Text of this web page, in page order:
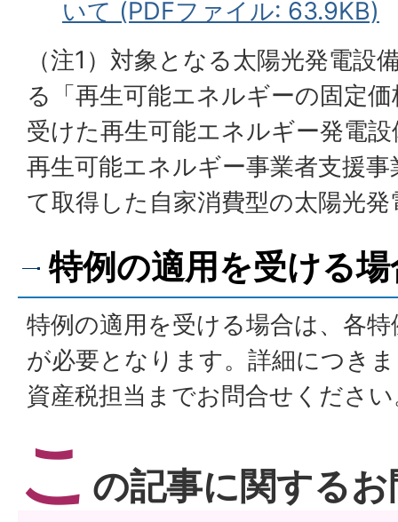
いて (PDFファイル: 63.9KB)
（注1）対象となる太陽光発電設
る「再生可能エネルギーの固定
受けた再生可能エネルギー発電
再生可能エネルギー事業者支援
て取得した自家消費型の太陽光
特例の適用を受ける場
特例の適用を受ける場合は、各
が必要となります。詳細につき
資産税担当までお問合せくださ
こ の記事に関する